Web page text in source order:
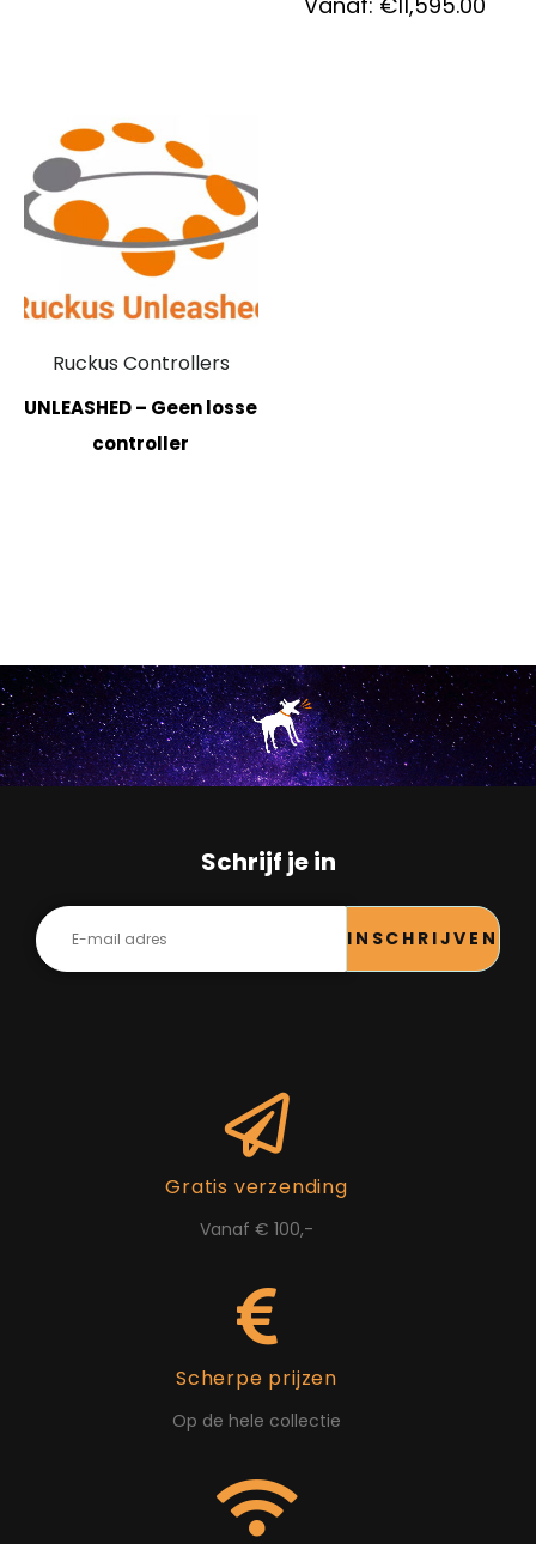
Ruckus Controllers
UNLEASHED – Geen losse
controller
Schrijf je in
INSCHRIJVEN
Gratis verzending
Vanaf € 100,-
Scherpe prijzen
Op de hele collectie